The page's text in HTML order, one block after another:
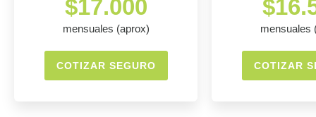
$17.000
mensuales (aprox)
COTIZAR SEGURO
mensuales
COTIZAR